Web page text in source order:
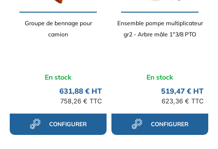
Groupe de bennage pour
camion
En stock
631,88 € HT
758,26 € TTC
CONFIGURER
Ensemble pompe multiplicateur
gr2 - Arbre mâle 1"3/8 PTO
En stock
519,47 € HT
623,36 € TTC
CONFIGURER